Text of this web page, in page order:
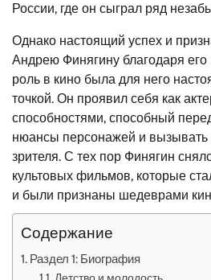
России, где он сыграл ряд
Однако настоящий успех и
Андрею Финягину благодаря
роль в кино была для него
точкой. Он проявил себя как
способностями, способный
нюансы персонажей и
зрителя. С тех пор Финягин
культовых фильмов, которые
и были признаны шедеврами
Содержание
Раздел 1: Биография